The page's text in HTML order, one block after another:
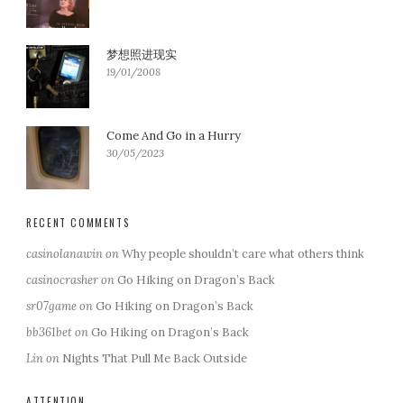
梦想照进现实
19/01/2008
Come And Go in a Hurry
30/05/2023
RECENT COMMENTS
casinolanawinonWhy people shouldn’t care what others think
casinocrasheronGo Hiking on Dragon’s Back
sr07gameonGo Hiking on Dragon’s Back
bb361betonGo Hiking on Dragon’s Back
Linon Nights That Pull Me Back Outside